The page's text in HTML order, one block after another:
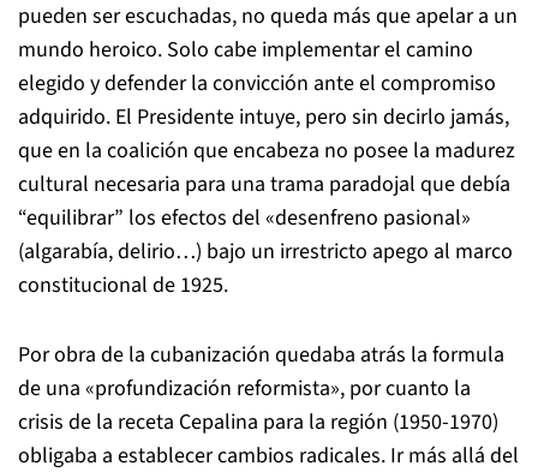
pueden ser escuchadas, no queda más que apelar a un
mundo heroico. Solo cabe implementar el camino
elegido y defender la convicción ante el compromiso
adquirido. El Presidente intuye, pero sin decirlo jamás,
que en la coalición que encabeza no posee la madurez
cultural necesaria para una trama paradojal que debía
“equilibrar” los efectos del «desenfreno pasional»
(algarabía, delirio…) bajo un irrestricto apego al marco
constitucional de 1925.
Por obra de la cubanización quedaba atrás la formula
de una «profundización reformista», por cuanto la
crisis de la receta Cepalina para la región (1950-1970)
obligaba a establecer cambios radicales. Ir más allá del